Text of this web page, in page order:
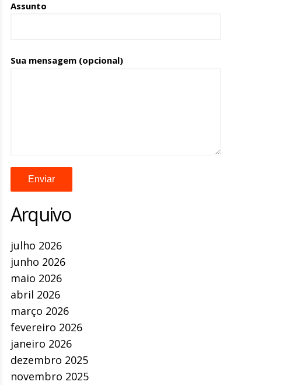
Assunto
Sua mensagem (opcional)
Arquivo
julho 2026
junho 2026
maio 2026
abril 2026
março 2026
fevereiro 2026
janeiro 2026
dezembro 2025
novembro 2025